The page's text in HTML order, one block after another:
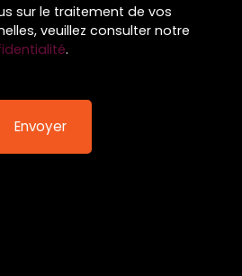
sur le traitement de vos
veuillez consulter notre
.
Envoyer